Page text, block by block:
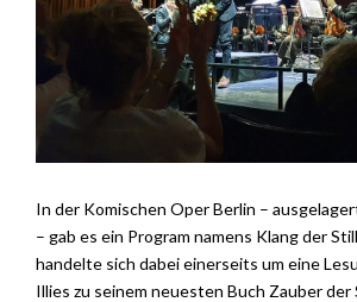
In der Komischen Oper Berlin –
– gab es ein Program namens Klang der
handelte sich dabei einerseits um eine
Illies zu seinem neuesten Buch Zauber der